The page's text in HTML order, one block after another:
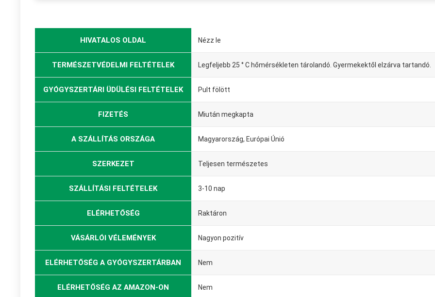
HIVATALOS OLDAL Nézz le
TERMÉSZETVÉDELMI FELTÉTELEK Legfeljebb 25 ° C hőmérsékleten tárolandó. Gyermekektől elzárva tartandó.
GYÓGYSZERTÁRI ÜDÜLÉSI FELTÉTELEK Pult fölött
FIZETÉS Miután megkapta
A SZÁLLÍTÁS ORSZÁGA Magyarország, Európai Únió
SZERKEZET Teljesen természetes
SZÁLLÍTÁSI FELTÉTELEK 3-10 nap
ELÉRHETŐSÉG Raktáron
VÁSÁRLÓI VÉLEMÉNYEK Nagyon pozitív
ELÉRHETŐSÉG A GYÓGYSZERTÁRBAN Nem
ELÉRHETŐSÉG AZ AMAZON-ON Nem